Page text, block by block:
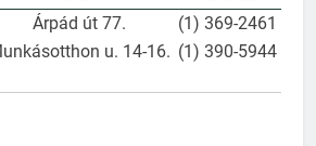
Árpád út 77.
(1) 369-2461
u. 14-16. (1) 390-5944